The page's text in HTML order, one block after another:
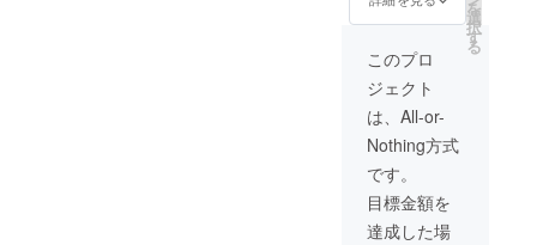
お名前記載 ⒍
待 ⒎ 特別報
を
選
択
す
る
このプロ
ジェクト
は、All-or-
Nothing方式
です。
目標金額を
達成した場